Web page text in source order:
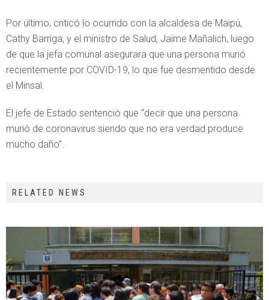
Por último, criticó lo ocurrido con la alcaldesa de Maipú,
Cathy Barriga, y el ministro de Salud, Jaime Mañalich, luego
de que la jefa comunal asegurara que una persona murió
recientemente por COVID-19, lo que fue desmentido desde
el Minsal.
El jefe de Estado sentenció que “decir que una persona
murió de coronavirus siendo que no era verdad produce
mucho daño”.
RELATED NEWS